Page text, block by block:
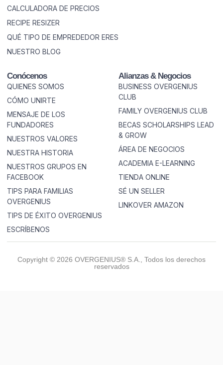
CALCULADORA DE PRECIOS
RECIPE RESIZER
QUÉ TIPO DE EMPREDEDOR ERES
NUESTRO BLOG
Conócenos
QUIENES SOMOS
CÓMO UNIRTE
MENSAJE DE LOS
FUNDADORES
NUESTROS VALORES
NUESTRA HISTORIA
NUESTROS GRUPOS EN
FACEBOOK
TIPS PARA FAMILIAS
OVERGENIUS
TIPS DE ÉXITO OVERGENIUS
ESCRÍBENOS
Alianzas & Negocios
BUSINESS OVERGENIUS
CLUB
FAMILY OVERGENIUS CLUB
BECAS SCHOLARSHIPS LEAD
& GROW
ÁREA DE NEGOCIOS
ACADEMIA E-LEARNING
TIENDA ONLINE
SÉ UN SELLER
LINKOVER AMAZON
Copyright © 2026 OVERGENIUS® S.A., Todos los derechos
reservados